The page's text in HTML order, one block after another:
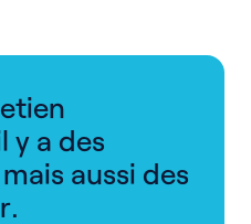
y a des
aussi des